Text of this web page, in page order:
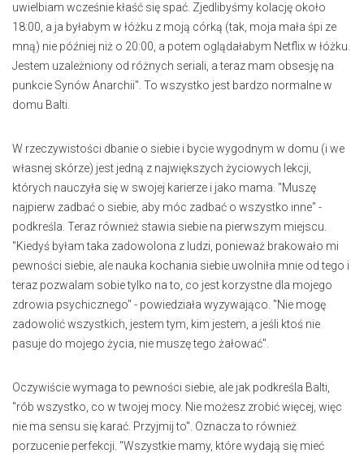
uwielbiam wcześnie kłaść się spać. Zjedlibyśmy kolację około
18:00, a ja byłabym w łóżku z moją córką (tak, moja mała śpi ze
mną) nie później niż o 20:00, a potem oglądałabym Netflix w łóżku.
Jestem uzależniony od różnych seriali, a teraz mam obsesję na
punkcie Synów Anarchii". To wszystko jest bardzo normalne w
domu Balti.
W rzeczywistości dbanie o siebie i bycie wygodnym w domu (i we
własnej skórze) jest jedną z największych życiowych lekcji,
których nauczyła się w swojej karierze i jako mama. "Muszę
najpierw zadbać o siebie, aby móc zadbać o wszystko inne" -
podkreśla. Teraz również stawia siebie na pierwszym miejscu.
"Kiedyś byłam taka zadowolona z ludzi, ponieważ brakowało mi
pewności siebie, ale nauka kochania siebie uwolniła mnie od tego i
teraz pozwalam sobie tylko na to, co jest korzystne dla mojego
zdrowia psychicznego" - powiedziała wyzywająco. "Nie mogę
zadowolić wszystkich, jestem tym, kim jestem, a jeśli ktoś nie
pasuje do mojego życia, nie muszę tego żałować".
Oczywiście wymaga to pewności siebie, ale jak podkreśla Balti,
"rób wszystko, co w twojej mocy. Nie możesz zrobić więcej, więc
nie ma sensu się karać. Przyjmij to". Oznacza to również
porzucenie perfekcji. "Wszystkie mamy, które wydają się mieć